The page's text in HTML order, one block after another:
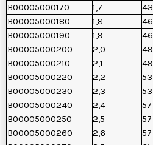
B00005000170
1,7 43
B00005000180
1,8 46
B00005000190
1,9 46
B00005000200
2,0 49
B00005000210
2,1 49
B00005000220
2,2 53
B00005000230
2,3 53
B00005000240
2,4 57
B00005000250
2,5 57
B00005000260
2,6 57